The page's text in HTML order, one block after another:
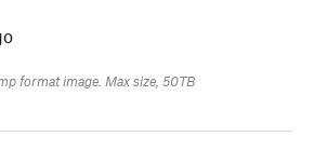
format image. Max size, 50TB